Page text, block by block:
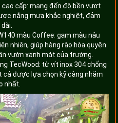
cấp: mang đến độ bền vượt
nắng mưa khắc nghiệt, đảm
màu Coffee: gam màu nâu
nhiên, giúp hàng rào hòa quyện
vườn xanh mát của trường.
TecWood: từ vít inox 304 chống
cả được lựa chọn kỹ càng nhằm
nhất.